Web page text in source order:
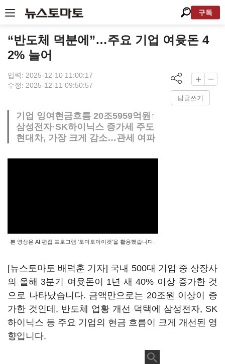
구독
“반도체 덕분에”…주요 기업 여윳돈 4
2% 늘어
입력: 2025-12-10 11:00:17
수정: 2025-12-11 09:50:57
답글쓰기
기업 잉여현금흐름 20조5959억원↑
삼성전자·SK하이닉스 증가세 주도
현대차, 가장 크게 감소…관세 여파
본 영상은 AI 편집 프로그램 '토마토아이컷'을 활용했습니다.
[뉴스토마토 배덕훈 기자] 국내 500대 기업 중 상장사
의 올해 3분기 여윳돈이 1년 새40% 이상 증가한 것
으로 나타났습니다. 금액만으로는 20조원 이상이 증
가한 것인데 , 반도체 업황 개선 덕택에 삼성전자, SK
하이닉스 등 주요 기업의 현금 흐름이 크게 개선된 영
향입니다.